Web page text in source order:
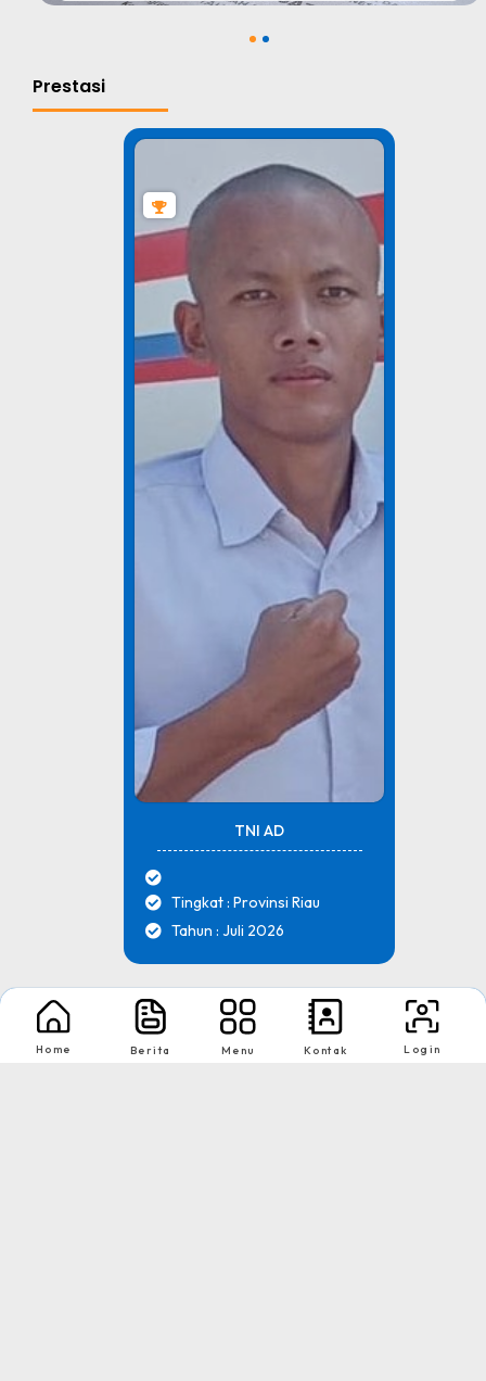
Prestasi
TNI AD
Tingkat : Provinsi Riau
Tahun : Juli 2026
Nikmati Cara Mudah dan Menyenangkan Ketika Membaca Buku, Update
Home Berita Menu Kontak Login